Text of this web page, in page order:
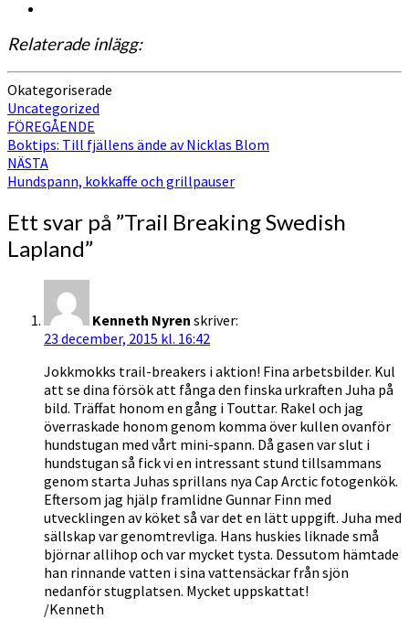
Relaterade inlägg:
Okategoriserade
Uncategorized
Inläggsnavigering
FÖREGÅENDE
Boktips: Till fjällens ände av Nicklas Blom
NÄSTA
Hundspann, kokkaffe och grillpauser
Ett svar på ”Trail Breaking Swedish
Lapland”
Kenneth Nyren skriver:
23 december, 2015 kl. 16:42
Jokkmokks trail-breakers i aktion! Fina arbetsbilder. Kul
att se dina försök att fånga den finska urkraften Juha på
bild. Träffat honom en gång i Touttar. Rakel och jag
överraskade honom genom komma över kullen ovanför
hundstugan med vårt mini-spann. Då gasen var slut i
hundstugan så fick vi en intressant stund tillsammans
genom starta Juhas sprillans nya Cap Arctic fotogenkök.
Eftersom jag hjälp framlidne Gunnar Finn med
utvecklingen av köket så var det en lätt uppgift. Juha med
sällskap var genomtrevliga. Hans huskies liknade små
björnar allihop och var mycket tysta. Dessutom hämtade
han rinnande vatten i sina vattensäckar från sjön
nedanför stugplatsen. Mycket uppskattat!
/Kenneth